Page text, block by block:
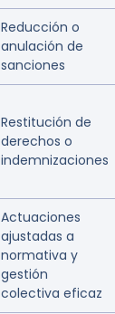
Reducción o
anulación de
sanciones
Restitución de
derechos o
indemnizaciones
Actuaciones
ajustadas a
normativa y
gestión
colectiva eficaz